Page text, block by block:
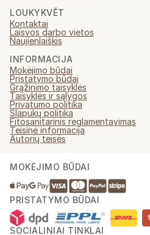
LOUKYKVĚT
Kontaktai
Laisvos darbo vietos
Naujienlaiškis
INFORMACIJA
Mokėjimo būdai
Pristatymo būdai
Grąžinimo taisyklės
Taisyklės ir sąlygos
Privatumo politika
Slapukų politika
Fitosanitarinis reglamentavimas
Teisinė informacija
Autorių teisės
MOKĖJIMO BŪDAI
PRISTATYMO BŪDAI
SOCIALINIAI TINKLAI